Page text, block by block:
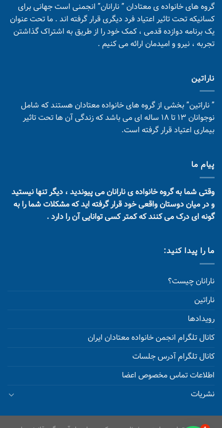
گروه های خانواده ی معتادان ” نارانان” انجمنی است جهانی برای
کسانیکه تحت تاثیر اعتیاد فرد دیگری قرار گرفته اند . ما تحت عنوان
یک برنامه دوازده قدمی ، کمک خود را از طریق به اشتراک گذاشتن
تجربه ، نیرو و امیدمان ارائه می کنیم .
ناراتین
” ناراتین” بخشی از گروه های خانواده معتادان هستند که شامل
نوجوانان 13 تا 18 ساله ای می باشد که زندگی آن ها تحت تاثیر
بیماری اعتیاد قرار گرفته است.
پیام ما
وقتی شما به گروه خانواده ی نارانان می پیوندید ، دیگر تنها نیستید
و در میان دوستان واقعی خود قرار گرفته اید که مشکلات شما را به
گونه ای درک می کنند که کمتر کسی توانایی آن را دارد .
ما را پیدا کنید:
نارانان چیست؟
ناراتین
رویدادها
کانال تلگرام انجمن خانواده معتادان ایران
کانال تلگرام آدرس جلسات
اطلاعات تماس مخصوص اعضا
نشریات